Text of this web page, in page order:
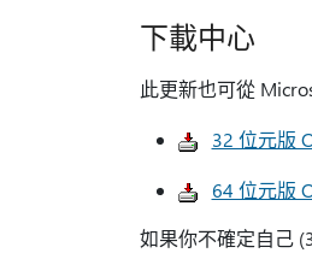
下載中心
此更新也可從
32 位元版
64 位元版
如果你不確定自己